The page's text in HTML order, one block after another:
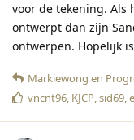
voor de tekening. Als
ontwerpt dan zijn
ontwerpen. Hopelijk
Markiewong en
vncnt96, KJCP,sid69,